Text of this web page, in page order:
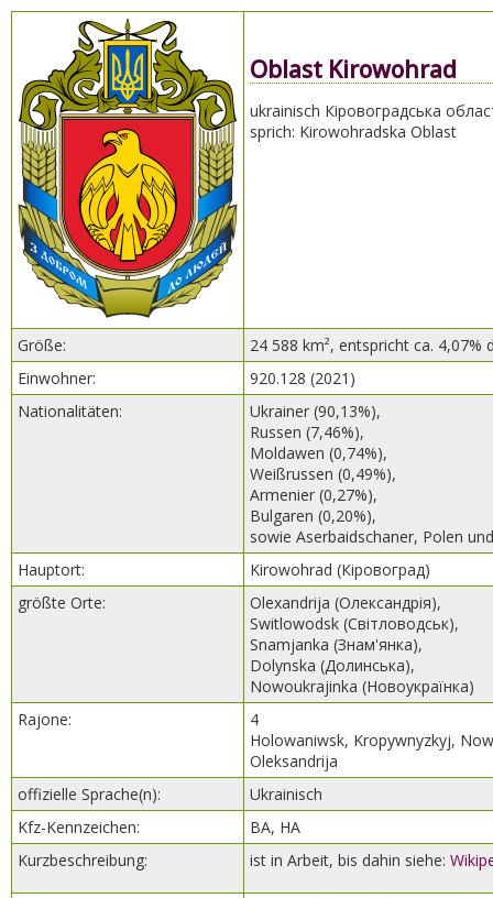
Oblast Kirowohrad
ukrainisch Кіровоградська
sprich: Kirowohradska Oblast
Größe:
24 588 km², entspricht ca. 4,07%
Einwohner:
920.128 (2021)
Nationalitäten:
Ukrainer (90,13%),
Russen (7,46%),
Moldawen (0,74%),
Weißrussen (0,49%),
Armenier (0,27%),
Bulgaren (0,20%),
sowie Aserbaidschaner, Polen
Hauptort:
Kirowohrad (Кіровоград)
größte Orte:
Olexandrija (Олександрія),
Switlowodsk (Світловодськ),
Snamjanka (Знам'янка),
Dolynska (Долинська),
Nowoukrajinka (Новоукраїнка)
Rajone:
4
Holowaniwsk, Kropywnyzkyj,
Oleksandrija
offizielle Sprache(n):
Ukrainisch
Kfz-Kennzeichen:
BA, HA
Kurzbeschreibung:
ist in Arbeit, bis dahin siehe: